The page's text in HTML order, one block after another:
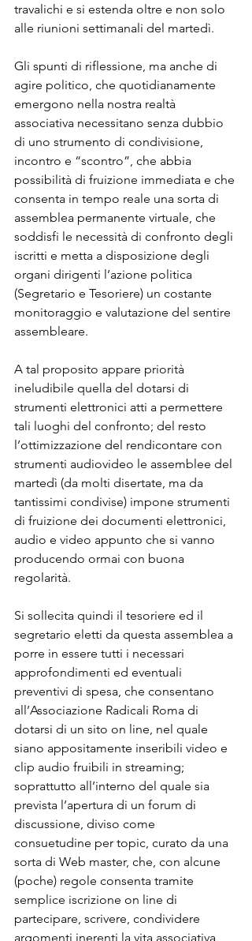
travalichi e si estenda oltre e non solo
alle riunioni settimanali del martedì.
Gli spunti di riflessione, ma anche di
agire politico, che quotidianamente
emergono nella nostra realtà
associativa necessitano senza dubbio
di uno strumento di condivisione,
incontro e “scontro”, che abbia
possibilità di fruizione immediata e che
consenta in tempo reale una sorta di
assemblea permanente virtuale, che
soddisfi le necessità di confronto degli
iscritti e metta a disposizione degli
organi dirigenti l’azione politica
(Segretario e Tesoriere) un costante
monitoraggio e valutazione del sentire
assembleare.
A tal proposito appare priorità
ineludibile quella del dotarsi di
strumenti elettronici atti a permettere
tali luoghi del confronto; del resto
l’ottimizzazione del rendicontare con
strumenti audiovideo le assemblee del
martedì (da molti disertate, ma da
tantissimi condivise) impone strumenti
di fruizione dei documenti elettronici,
audio e video appunto che si vanno
producendo ormai con buona
regolarità.
Si sollecita quindi il tesoriere ed il
segretario eletti da questa assemblea a
porre in essere tutti i necessari
approfondimenti ed eventuali
preventivi di spesa, che consentano
all’Associazione Radicali Roma di
dotarsi di un sito on line, nel quale
siano appositamente inseribili video e
clip audio fruibili in streaming;
soprattutto all’interno del quale sia
prevista l’apertura di un forum di
discussione, diviso come
consuetudine per topic, curato da una
sorta di Web master, che, con alcune
(poche) regole consenta tramite
semplice iscrizione on line di
partecipare, scrivere, condividere
argomenti inerenti la vita associativa,